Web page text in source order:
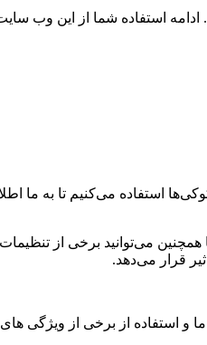
ادامه استفاده شما از این وب
استفاده می‌کنیم تا به ما
همچنین می‌توانید برخی از
قرار می‌دهد.
و استفاده از برخی از ویژگی